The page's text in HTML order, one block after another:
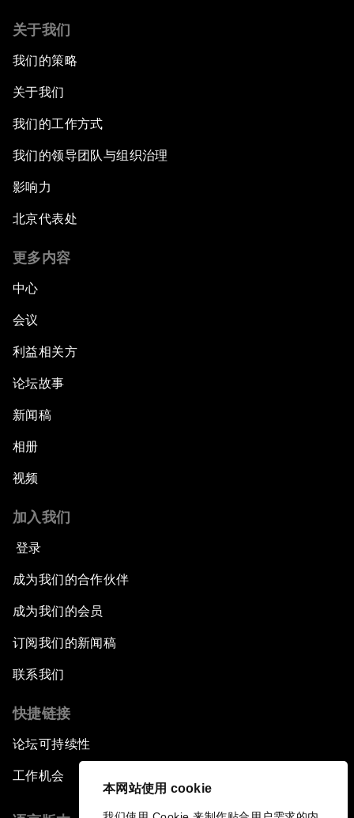
本网站使用 cookie
关于我们
我们的策略
关于我们
我们的工作方式
我们的领导团队与组织治理
影响力
北京代表处
更多内容
中心
会议
利益相关方
论坛故事
新闻稿
相册
视频
加入我们
登录
成为我们的合作伙伴
成为我们的会员
订阅我们的新闻稿
联系我们
快捷链接
论坛可持续性
工作机会